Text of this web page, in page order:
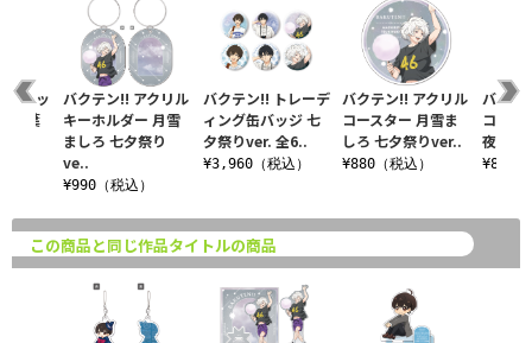
バクテン!! トレーデ
ィング缶バッジ 七
夕祭りver. 全6..
¥3,960（税込）
バクテン!! アクリル
コースター 月雪ま
しろ 七夕祭りver..
¥880（税込）
バクテ
コース
夜 七
¥880
イカッ
双葉
バクテン!! アクリル
キーホルダー 月雪
ましろ 七夕祭り
ve..
¥990（税込）
この商品と同じ作品タイトルの商品